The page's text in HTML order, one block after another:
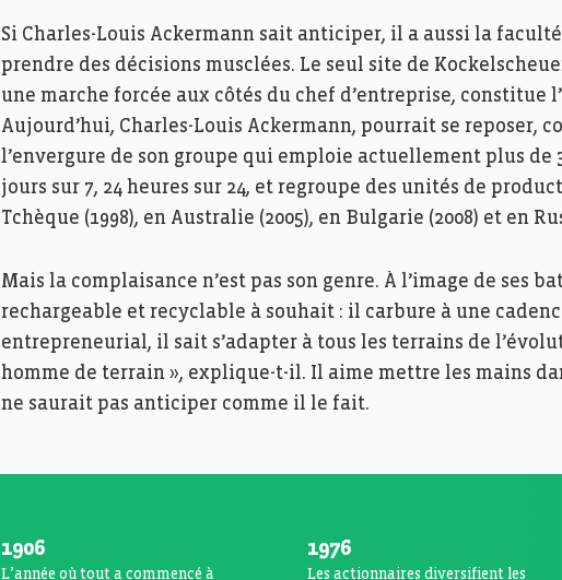
Si Charles-Louis Ackermann sait anticiper, il a aussi la
prendre des décisions musclées. Le seul site de
une marche forcée aux côtés du chef d’entreprise, constitue
Aujourd’hui, Charles-Louis Ackermann, pourrait se reposer,
l’envergure de son groupe qui emploie actuellement plus de
jours sur 7, 24 heures sur 24, et regroupe des unités de
Tchèque (1998), en Australie (2005), en Bulgarie (2008) et en
Mais la complaisance n’est pas son genre. À l’image de ses
rechargeable et recyclable à souhait : il carbure à une
entrepreneurial, il sait s’adapter à tous les terrains de
homme de terrain », explique-t-il. Il aime mettre les mains
ne saurait pas anticiper comme il le fait.
1906
L’année où tout a commencé à
1976
Les actionnaires diversifient les